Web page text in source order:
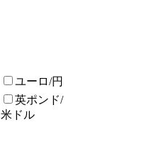
ユーロ/円
英ポンド/
米ドル